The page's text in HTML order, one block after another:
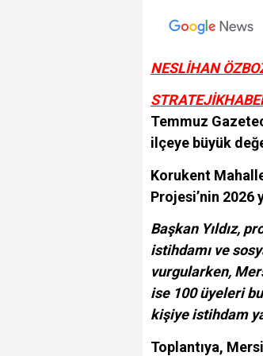
NESLİHAN
Temmuz
ilçeye büyük
Korukent
Projesi’nin 2026
Başkan Yıldız,
istihdamı ve
vurgularken,
ise 100 üyeleri
kişiye istihdam
Toplantıya,